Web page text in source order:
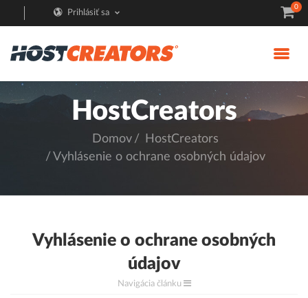
Prihlásiť sa
0
HostCreators
Domov
HostCreators
Vyhlásenie o ochrane osobných údajov
Vyhlásenie o ochrane osobných
údajov
Navigácia článku